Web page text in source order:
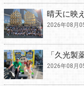
晴天に映
2026年08月
「久光製
2026年08月